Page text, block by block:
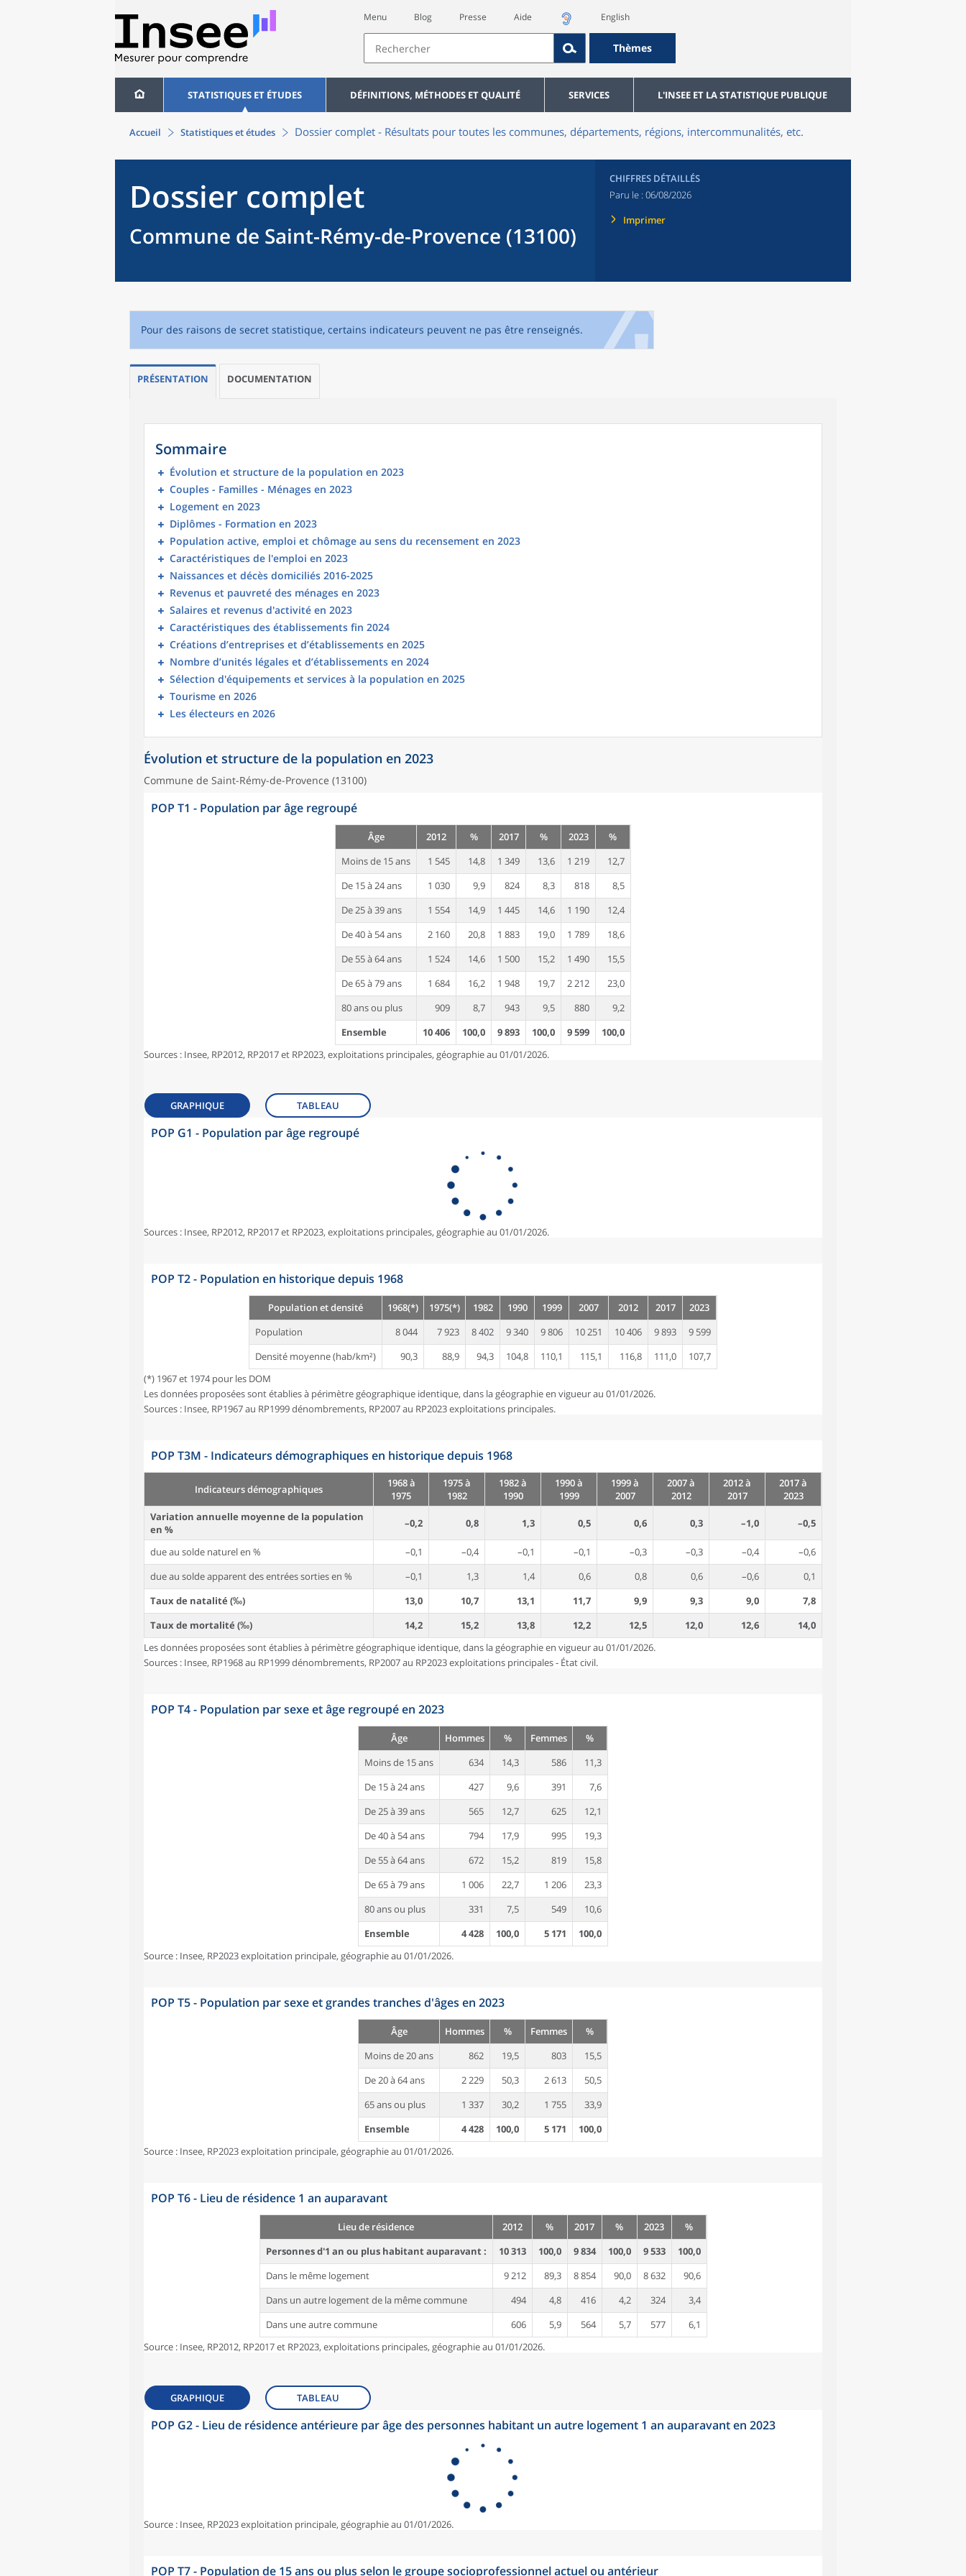
Menu Blog Presse Aide English
Thèmes
STATISTIQUES ET ÉTUDES DÉFINITIONS, MÉTHODES ET QUALITÉ SERVICES L'INSEE ET LA STATISTIQUE PUBLIQUE
Accueil Statistiques et études Dossier complet - Résultats pour toutes les communes, départements, régions, intercommunalités, etc.
Dossier complet
Commune de Saint-Rémy-de-Provence (13100)
CHIFFRES DÉTAILLÉS
Paru le : 06/08/2026
Imprimer
Pour des raisons de secret statistique, certains indicateurs peuvent ne pas être renseignés.
PRÉSENTATION DOCUMENTATION
Sommaire
Évolution et structure de la population en 2023
Couples - Familles - Ménages en 2023
Logement en 2023
Diplômes - Formation en 2023
Population active, emploi et chômage au sens du recensement en 2023
Caractéristiques de l'emploi en 2023
Naissances et décès domiciliés 2016-2025
Revenus et pauvreté des ménages en 2023
Salaires et revenus d'activité en 2023
Caractéristiques des établissements fin 2024
Créations d’entreprises et d’établissements en 2025
Nombre d’unités légales et d’établissements en 2024
Sélection d'équipements et services à la population en 2025
Tourisme en 2026
Les électeurs en 2026
Évolution et structure de la population en 2023
Commune de Saint-Rémy-de-Provence (13100)
POP T1 - Population par âge regroupé
Âge 2012 % 2017 % 2023
%
Moins de 15 ans
1 545 14,8 1 349 13,6 1 219
12,7
De 15 à 24 ans
1 030 9,9 824 8,3 818
8,5
De 25 à 39 ans
1 554 14,9 1 445 14,6 1 190
12,4
De 40 à 54 ans
2 160 20,8 1 883 19,0 1 789
18,6
De 55 à 64 ans
1 524 14,6 1 500 15,2 1 490
15,5
De 65 à 79 ans
1 684 16,2 1 948 19,7 2 212
23,0
80 ans ou plus
909 8,7 943 9,5 880
9,2
Ensemble
10 406 100,0 9 893 100,0 9 599
100,0
Sources : Insee, RP2012, RP2017 et RP2023, exploitations principales, géographie au 01/01/2026.
GRAPHIQUE TABLEAU
POP G1 - Population par âge regroupé
Sources : Insee, RP2012, RP2017 et RP2023, exploitations principales, géographie au 01/01/2026.
POP T2 - Population en historique depuis 1968
Population et densité 1968(*) 1975(*) 1982 1990 1999 2007 2012 2017
2023
Population
8 044 7 923 8 402 9 340 9 806 10 251 10 406 9 893
9 599
Densité moyenne (hab/km²)
90,3 88,9 94,3 104,8 110,1 115,1 116,8 111,0
107,7
(*) 1967 et 1974 pour les DOM
Les données proposées sont établies à périmètre géographique identique, dans la géographie en vigueur au 01/01/2026.
Sources : Insee, RP1967 au RP1999 dénombrements, RP2007 au RP2023 exploitations principales.
POP T3M - Indicateurs démographiques en historique depuis 1968
Indicateurs démographiques
1968 à
1975
1975 à
1982
1982 à
1990
1990 à
1999
1999 à
2007
2007 à
2012
2012 à
2017
2017 à
2023
Variation annuelle moyenne de la population
en %
–0,2 0,8 1,3 0,5 0,6 0,3 –1,0 –0,5
due au solde naturel en % –0,1 –0,4 –0,1 –0,1 –0,3 –0,3 –0,4
–0,6
due au solde apparent des entrées sorties en %
–0,1 1,3 1,4 0,6 0,8 0,6 –0,6
0,1
Taux de natalité (‰)
13,0 10,7 13,1 11,7 9,9 9,3 9,0
7,8
Taux de mortalité (‰)
14,2 15,2 13,8 12,2 12,5 12,0 12,6
14,0
Les données proposées sont établies à périmètre géographique identique, dans la géographie en vigueur au 01/01/2026.
Sources : Insee, RP1968 au RP1999 dénombrements, RP2007 au RP2023 exploitations principales - État civil.
POP T4 - Population par sexe et âge regroupé en 2023
Âge Hommes % Femmes
%
Moins de 15 ans
634 14,3 586
11,3
De 15 à 24 ans
427 9,6 391
7,6
De 25 à 39 ans
565 12,7 625
12,1
De 40 à 54 ans
794 17,9 995
19,3
De 55 à 64 ans
672 15,2 819
15,8
De 65 à 79 ans
1 006 22,7 1 206
23,3
80 ans ou plus
331 7,5 549
10,6
Ensemble
4 428 100,0 5 171
100,0
Source : Insee, RP2023 exploitation principale, géographie au 01/01/2026.
POP T5 - Population par sexe et grandes tranches d'âges en 2023
Âge Hommes % Femmes
%
Moins de 20 ans
862 19,5 803
15,5
De 20 à 64 ans
2 229 50,3 2 613
50,5
65 ans ou plus
1 337 30,2 1 755
33,9
Ensemble
4 428 100,0 5 171
100,0
Source : Insee, RP2023 exploitation principale, géographie au 01/01/2026.
POP T6 - Lieu de résidence 1 an auparavant
Lieu de résidence 2012 % 2017 % 2023
%
Personnes d'1 an ou plus habitant auparavant :
10 313 100,0 9 834 100,0 9 533
100,0
Dans le même logement
9 212 89,3 8 854 90,0 8 632
90,6
Dans un autre logement de la même commune
494 4,8 416 4,2 324
3,4
Dans une autre commune
606 5,9 564 5,7 577
6,1
Source : Insee, RP2012, RP2017 et RP2023, exploitations principales, géographie au 01/01/2026.
GRAPHIQUE TABLEAU
POP G2 - Lieu de résidence antérieure par âge des personnes habitant un autre logement 1 an auparavant en 2023
Source : Insee, RP2023 exploitation principale, géographie au 01/01/2026.
POP T7 - Population de 15 ans ou plus selon le groupe socioprofessionnel actuel ou antérieur